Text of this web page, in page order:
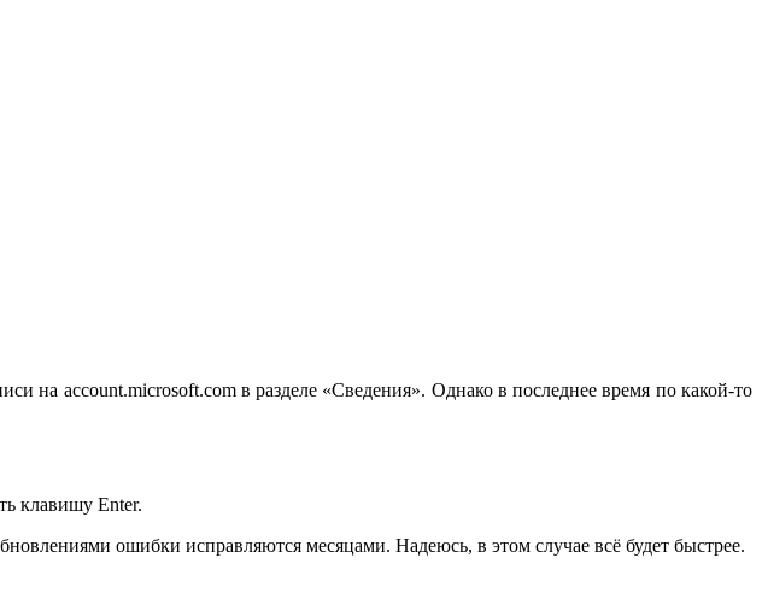
на account.microsoft.com в разделе «Сведения». Однако в последнее время по какой-то
клавишу Enter.
ошибки исправляются месяцами. Надеюсь, в этом случае всё будет быстрее.